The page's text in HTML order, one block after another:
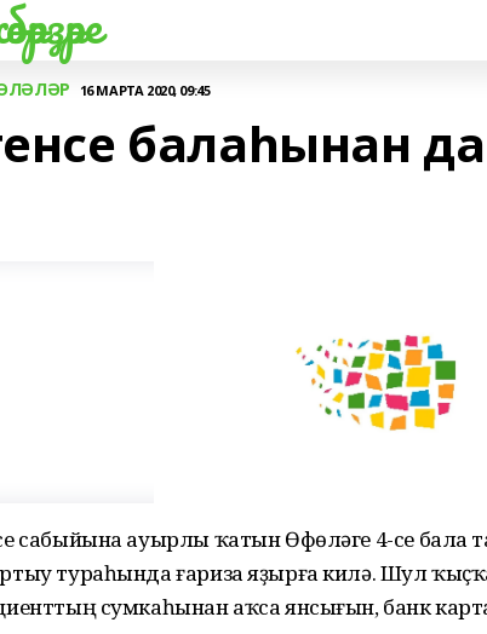
16 МАРТА 2020, 09:45
балаһынан
сабыйына ауырлы ҡатын Өфөләге 4-се бала
тураһында ғариза яҙырға килә. Шул
сумкаһынан аҡса янсығын, банк